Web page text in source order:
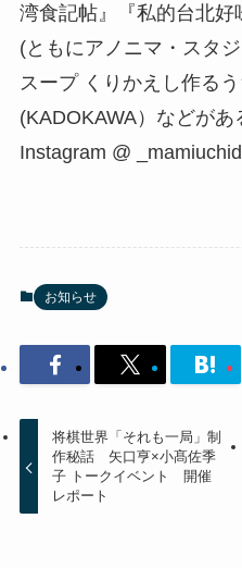
湾食記帖』『私的台北好
(ともにアノニマ・スタ
スープ くりかえし作る
(KADOKAWA）などがあ
Instagram @
お知らせ
将棋世界「それも一局」制
作秘話 矢口亨×小髙佐季
子 トークイベント 開催
レポート